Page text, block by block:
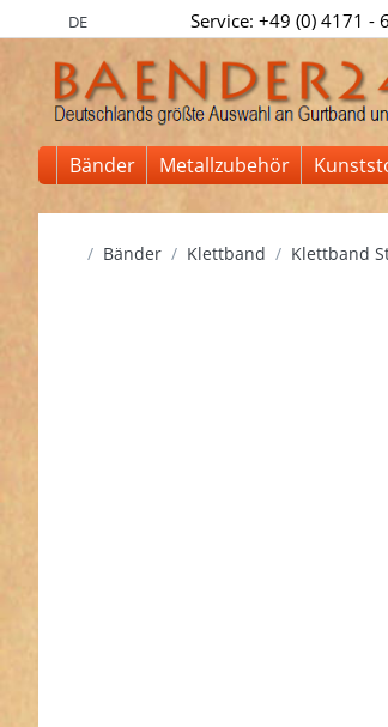
DE Service: +49 (0) 4171 -
Bänder Metallzubehör
Startseite
Bänder Klettband Klettband